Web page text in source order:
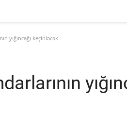
yığıncağı keçiriləcək